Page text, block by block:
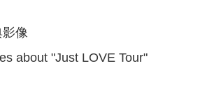
像
about "Just LOVE Tour"